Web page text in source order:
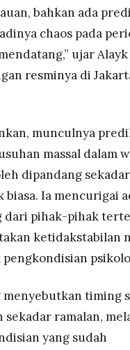
bahkan ada
chaos pada
ujar
resminya di
munculnya
massal dalam
dipandang
Ia mencurigai
dari pihak-pihak
ketidakstabilan
menyebutkan timing
sekadar ramalan,
yang sudah